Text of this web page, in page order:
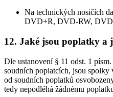
Na technických nosičích
DVD+R, DVD-RW,
12. Jaké jsou poplatky a
Dle ustanovení § 11 odst. 1
soudních poplatcích, jsou spolky
od soudních poplatků
tedy nepodléhá žádnému